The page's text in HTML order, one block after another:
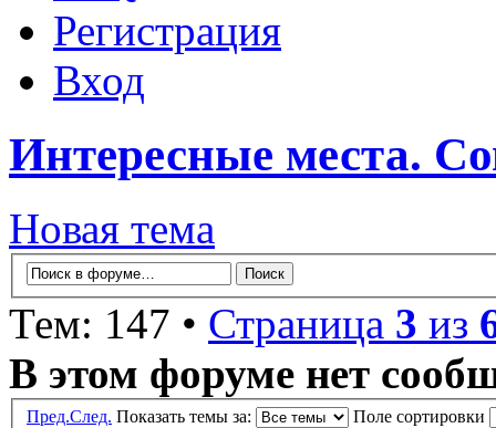
Регистрация
Вход
Интересные места.
Новая тема
Тем: 147 • Страница 3 из
В этом форуме нет
Пред.След. Показать темы за: Поле сортировки